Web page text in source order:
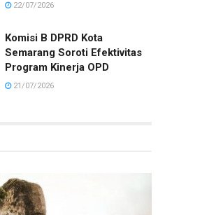
22/07/2026
Komisi B DPRD Kota
Semarang Soroti Efektivitas
Program Kinerja OPD
21/07/2026